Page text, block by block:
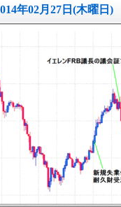
年02月27日(木曜日)